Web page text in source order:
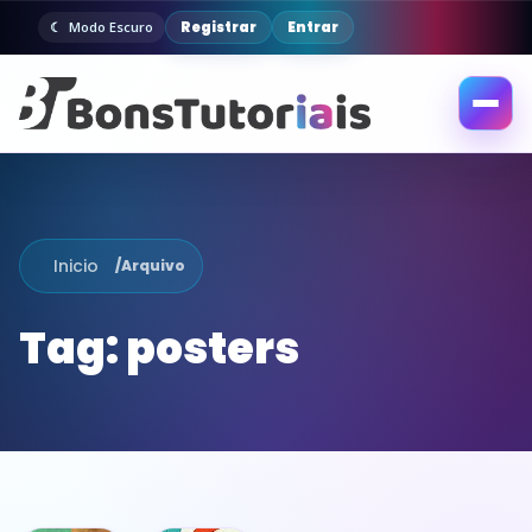
Modo Escuro Registrar Entrar
Abrir
Inicio /Arquivo
Tag:posters